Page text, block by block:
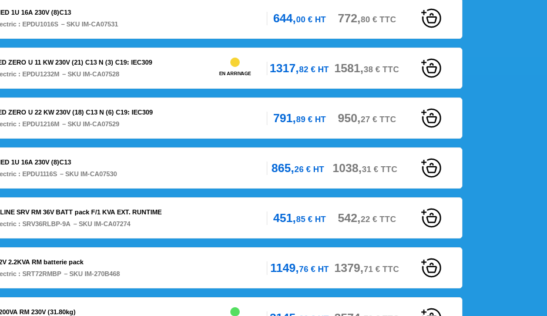
1U 16A 230V (8)C13
: EPDU1016S – SKU IM-CA07531 644,00€HT 772,80€TTC
ZERO U 11 KW 230V (21) C13 N (3) C19: IEC309
: EPDU1232M – SKU IM-CA07528 EN ARRIVAGE 1317,82 € HT 1581,38 € TTC
ZERO U 22 KW 230V (18) C13 N (6) C19: IEC309
: EPDU1216M – SKU IM-CA07529 791,89€HT 950,27 €TTC
1U 16A 230V (8)C13
: EPDU1116S – SKU IM-CA07530 865,26 € HT 1038,31 € TTC
SRV RM 36V BATT pack F/1 KVA EXT. RUNTIME
: SRV36RLBP-9A – SKU IM-CA07274 451,85€HT 542,22 €TTC
2.2KVA RM batterie pack
: SRT72RMBP – SKU IM-270B468 1149,76€HT 1379,71 €TTC
RM 230V (31.80kg)